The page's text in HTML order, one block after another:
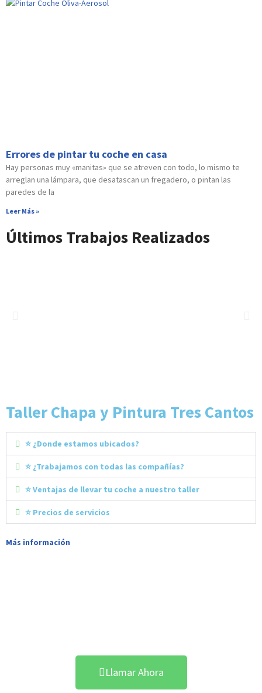
Errores de pintar tu coche en casa
Hay personas muy «manitas» que se atreven con todo, lo mismo te
arreglan una lámpara, que desatascan un fregadero, o pintan las
paredes de la
Leer Más »
Últimos Trabajos Realizados
Taller Chapa y Pintura Tres Cantos
⭐ ¿Donde estamos ubicados?
⭐ ¿Trabajamos con todas las compañías?
⭐ Ventajas de llevar tu coche a nuestro taller
⭐ Precios de servicios
Más información
Llamar Ahora